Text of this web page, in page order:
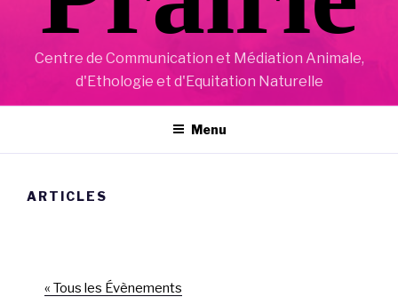
Centre de Communication et Médiation Animale,
d'Ethologie et d'Equitation Naturelle
Menu
ARTICLES
« Tous les Évènements